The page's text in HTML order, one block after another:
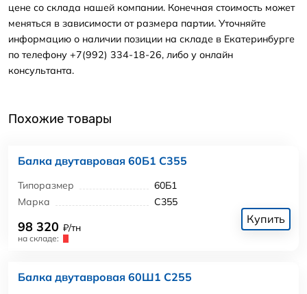
цене со склада нашей компании. Конечная стоимость может
меняться в зависимости от размера партии. Уточняйте
информацию о наличии позиции на складе в Екатеринбурге
по телефону +7(992) 334-18-26, либо у онлайн
консультанта.
Похожие товары
Балка двутавровая 60Б1 С355
Типоразмер
60Б1
Марка
С355
98 320 ₽/тн
на складе:
Купить
Балка двутавровая 60Ш1 С255